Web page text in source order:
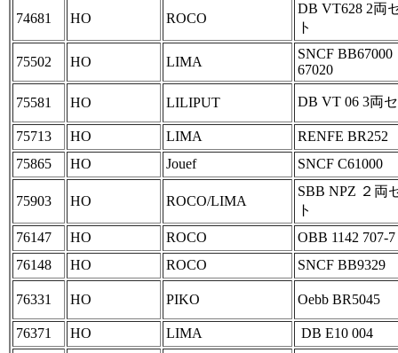
74681 HO ROCO
DB VT628 2両
ト
75502 HO LIMA
SNCF BB67000
67020
75581 HO LILIPUT DB VT 06 3両
75713 HO LIMA
RENFE BR252
75865
HO Jouef SNCF C61000
75903 HO ROCO/LIMA
SBB NPZ ２両
ト
76147
HO ROCO
OBB 1142 707-7
76148
HO ROCO SNCF BB9329
76331 HO PIKO Oebb BR5045
76371 HO LIMA DB E10 004